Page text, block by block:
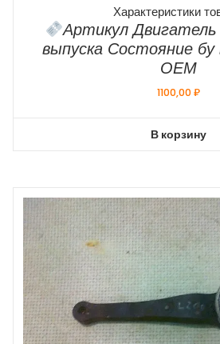
Характеристики
Артикул Двигатель
выпуска Состояние бу
ОЕМ
1100,00₽
В корзину